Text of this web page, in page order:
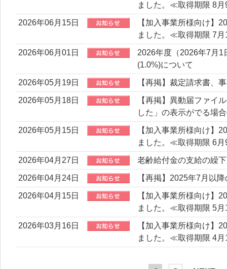
ました。≪取得期限 8
2026年06月15日
【加入事業所様向け】
ました。≪取得期限 7
2026年06月01日
2026年度（2026年7月1
(1.0%)について
2026年05月19日 【再掲】裁定請求書、
2026年05月18日
【再掲】異動届ファイ
した」の表示がでる場
2026年05月15日
【加入事業所様向け】
ました。≪取得期限 6
2026年04月27日 老齢給付金の支給の繰
2026年04月24日 【再掲】2025年7月以
2026年04月15日
【加入事業所様向け】
ました。≪取得期限 5
2026年03月16日
【加入事業所様向け】
ました。≪取得期限 4